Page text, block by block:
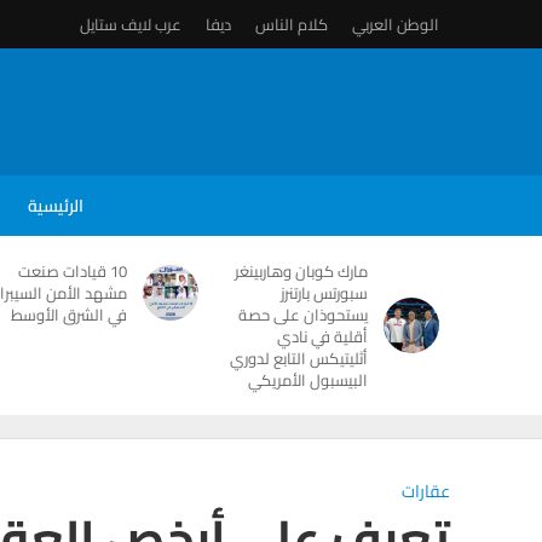
الوطن العربي كلام الناس ديفا عرب لايف ستايل
الرئيسية
مارك كوبان وهاربينغر
سبورتس بارتنرز
يستحوذان على حصة
أقلية في نادي
أثليتيكس التابع لدوري
البيسبول الأمريكي
10 قيادات صنعت
مشهد الأمن
في الشرق الأوسط
عقارات